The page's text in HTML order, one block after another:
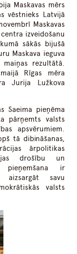
Maskavas mērs
vēstnieks Latvijā
Maskavas
izveidošanu
sākās bijušā
Maskava ieguva
maiņas rezultātā.
Rīgas mēra
Jurija Lužkova
Saeima pieņēma
pārņemts valsts
apsvērumiem.
tā dibināšanas,
ārpolitikas
drošību un
pieņemšana ir
aizsargāt savu
valsts